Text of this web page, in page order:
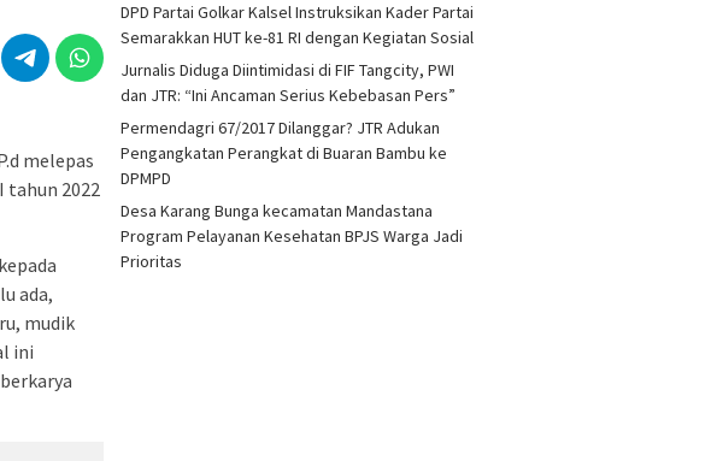
melepas
tahun 2022
ada,
mudik
ini
DPD Partai Golkar Kalsel Instruksikan Kader Partai
Semarakkan HUT ke-81 RI dengan Kegiatan Sosial
Jurnalis Diduga Diintimidasi di FIF Tangcity, PWI
dan JTR: “Ini Ancaman Serius Kebebasan Pers”
Permendagri 67/2017 Dilanggar? JTR Adukan
Pengangkatan Perangkat di Buaran Bambu ke
DPMPD
Desa Karang Bunga kecamatan Mandastana
Program Pelayanan Kesehatan BPJS Warga Jadi
Prioritas